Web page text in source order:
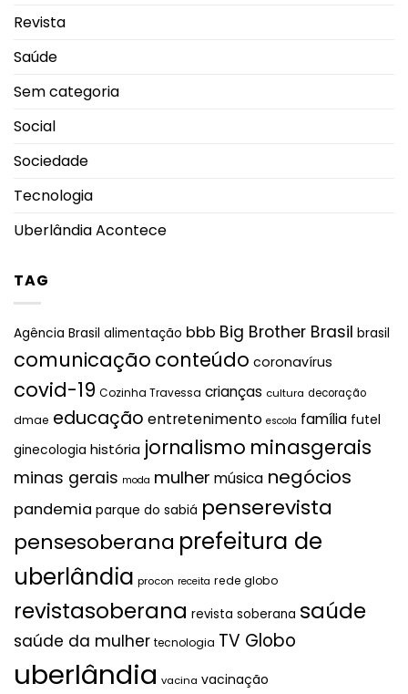
Revista
Saúde
Sem categoria
Social
Sociedade
Tecnologia
Uberlândia Acontece
TAG
Agência Brasil alimentação bbb Big Brother Brasil brasil
comunicação conteúdo coronavírus
covid-19 Cozinha Travessa crianças cultura decoração
dmae educação entretenimento escola família futel
ginecologia história jornalismo minasgerais
minas gerais moda mulher música negócios
pandemia parque do sabiá penserevista
pensesoberana prefeitura de
uberlândia procon receita rede globo
revistasoberana revista soberana saúde
saúde da mulher tecnologia TV Globo
uberlândia vacina vacinação